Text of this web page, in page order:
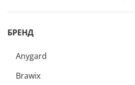
БРЕНД
Anygard
Brawix